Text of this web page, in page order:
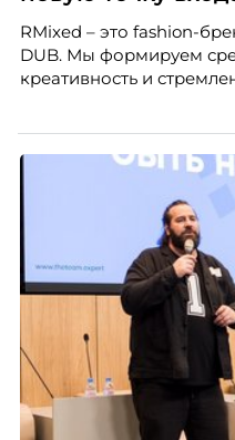
RMixed – это fashion-
DUB. Мы формируем
креативность и